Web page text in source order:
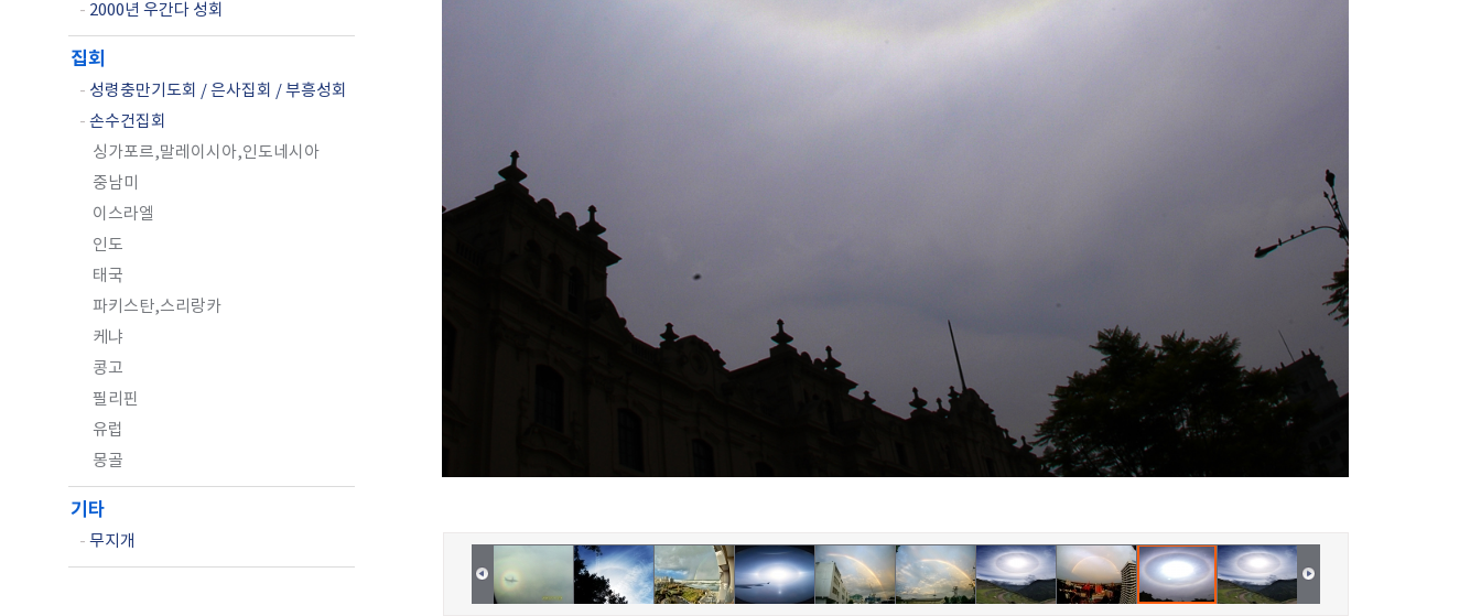
- 2000년 우간다 성회
집회
- 성령충만기도회 / 은사집회 / 부흥성회
- 손수건집회
싱가포르,말레이시아,인도네시아
중남미
이스라엘
인도
태국
파키스탄,스리랑카
케냐
콩고
필리핀
유럽
몽골
기타
- 무지개